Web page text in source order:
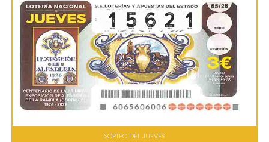
SORTEO DEL JUEVES